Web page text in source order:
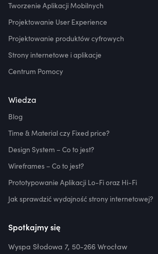
Tworzenie Aplikacji Mobilnych
Projektowanie User Experience
Projektowanie produktów cyfrowych
Strony internetowe i aplikacje
Centrum Pomocy
Wiedza
Blog
Time & Material czy Fixed price?
Design System – Co to jest?
Wireframes – Co to jest?
Prototypowanie Aplikacji Lo-Fi oraz Hi-Fi
Jak sprawdzić wydajność strony internetowej?
Spotkajmy się
Wyspa Słodowa 7, 50-266 Wrocław